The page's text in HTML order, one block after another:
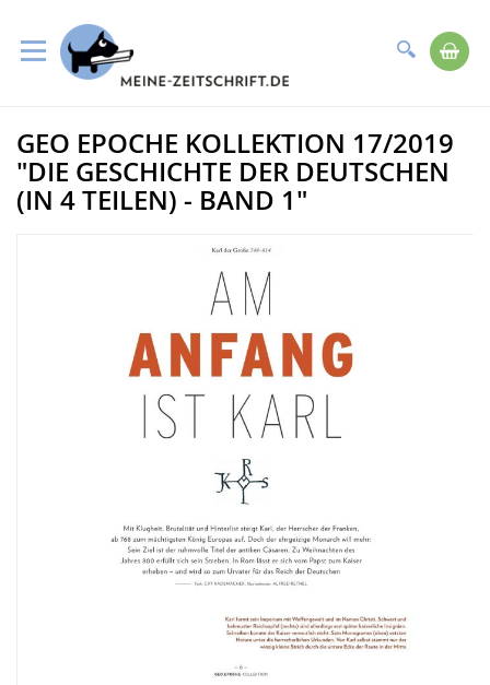
Suche
zum
Inhalt
Zum
Ende
der
Bildergalerie
GEO EPOCHE KOLLEKTION 17/2019
"DIE GESCHICHTE DER DEUTSCHEN
(IN 4 TEILEN) - BAND 1"